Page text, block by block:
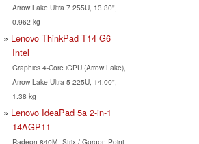
Arrow Lake Ultra 7 255U, 13.30",
0.962 kg
Lenovo ThinkPad T14 G6
Intel
Graphics 4-Core iGPU (Arrow Lake),
Arrow Lake Ultra 5 225U, 14.00",
1.38 kg
Lenovo IdeaPad 5a 2-in-1
14AGP11
Radeon 840M, Strix / Gorgon Point